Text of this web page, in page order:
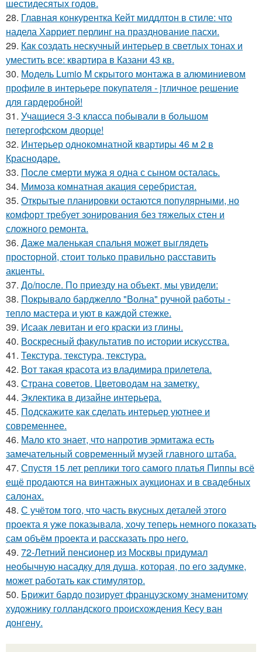
шестидесятых годов.
28. Главная конкурентка Кейт миддлтон в стиле: что
надела Харриет перлинг на празднование пасхи.
29. Как создать нескучный интерьер в светлых тонах и
уместить все: квартира в Казани 43 кв.
30. Модель Lumio M скрытого монтажа в алюминиевом
профиле в интерьере покупателя - jтличное решение
для гардеробной!
31. Учащиеся 3-3 класса побывали в большом
петергофском дворце!
32. Интерьер однокомнатной квартиры 46 м 2 в
Краснодаре.
33. После смерти мужа я одна с сыном осталась.
34. Мимоза комнатная акация серебристая.
35. Открытые планировки остаются популярными, но
комфорт требует зонирования без тяжелых стен и
сложного ремонта.
36. Даже маленькая спальня может выглядеть
просторной, стоит только правильно расставить
акценты.
37. До/после. По приезду на объект, мы увидели:
38. Покрывало барджелло "Волна" ручной работы -
тепло мастера и уют в каждой стежке.
39. Исаак левитан и его краски из глины.
40. Воскресный факультатив по истории искусства.
41. Текстура, текстура, текстура.
42. Вот такая красота из владимира прилетела.
43. Страна советов. Цветоводам на заметку.
44. Эклектика в дизайне интерьера.
45. Подскажите как сделать интерьер уютнее и
современнее.
46. Мало кто знает, что напротив эрмитажа есть
замечательный современный музей главного штаба.
47. Спустя 15 лет реплики того самого платья Пиппы всё
ещё продаются на винтажных аукционах и в свадебных
салонах.
48. С учётом того, что часть вкусных деталей этого
проекта я уже показывала, хочу теперь немного показать
сам объём проекта и рассказать про него.
49. 72-Летний пенсионер из Москвы придумал
необычную насадку для душа, которая, по его задумке,
может работать как стимулятор.
50. Брижит бардо позирует французскому знаменитому
художнику голландского происхождения Кесу ван
донгену.